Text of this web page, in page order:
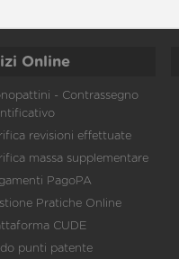
Online
- Contrassegno
revisioni effettuate
massa supplementare
PagoPA
Pratiche Online
CUDE
punti patente